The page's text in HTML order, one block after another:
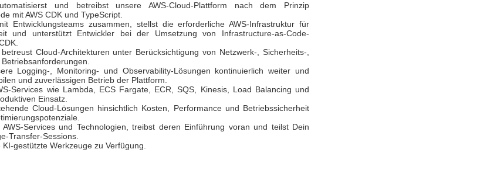
und betreibst unsere AWS-Cloud-Plattform nach dem Prinzip
mit AWS CDK und TypeScript.
Entwicklungsteams zusammen, stellst die erforderliche AWS-Infrastruktur für
und unterstützt Entwickler bei der Umsetzung von Infrastructure-as-Code-
Cloud-Architekturen unter Berücksichtigung von Netzwerk-, Sicherheits-,
Logging-, Monitoring- und Observability-Lösungen kontinuierlich weiter und
und zuverlässigen Betrieb der Plattform.
Services wie Lambda, ECS Fargate, ECR, SQS, Kinesis, Load Balancing und
Einsatz.
Cloud-Lösungen hinsichtlich Kosten, Performance und Betriebssicherheit
Services und Technologien, treibst deren Einführung voran und teilst Dein
Transfer-Sessions.
gestützte Werkzeuge zu Verfügung.